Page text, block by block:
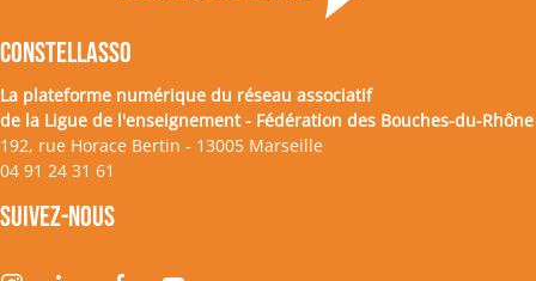
CONSTELLASSO
La plateforme numérique du réseau associatif
de la Ligue de l'enseignement - Fédération des Bouches-du-Rhône
192, rue Horace Bertin - 13005 Marseille
04 91 24 31 61
Suivez-nous